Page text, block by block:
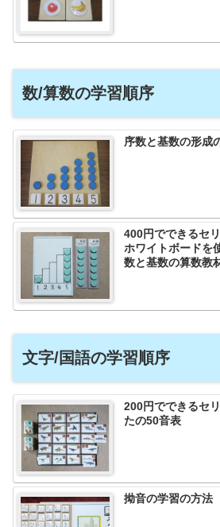
数/算数の学習順序
序数と基数の形成
400円でできるセ
ホワイトボードを
数と基数の算数教
文字/国語の学習順序
200円でできるセ
たの50音表
拗音の学習の方法